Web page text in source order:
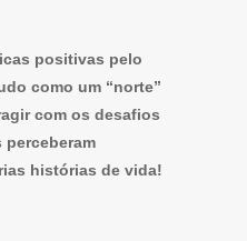
positivas pelo
como um “norte”
com os desafios
histórias de vida!